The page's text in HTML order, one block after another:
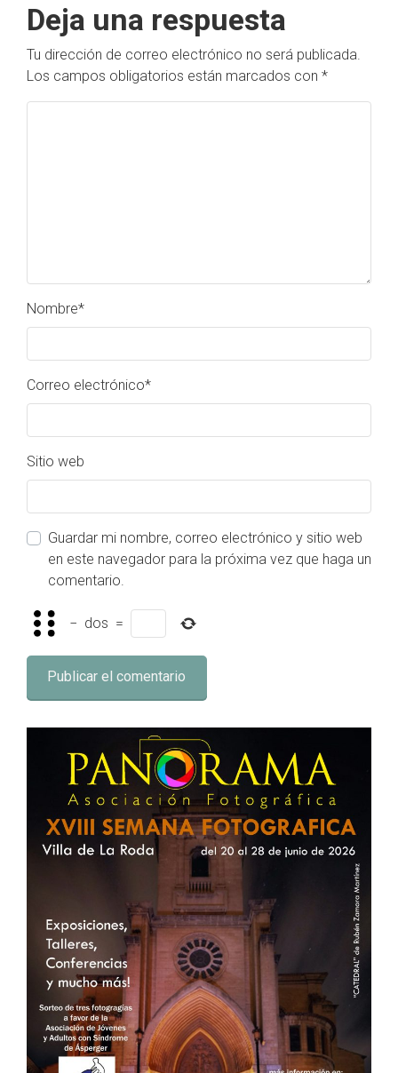
Deja una respuesta
Tu dirección de correo electrónico no será publicada.
Los campos obligatorios están marcados con *
Nombre*
Correo electrónico*
Sitio web
Guardar mi nombre, correo electrónico y sitio web
en este navegador para la próxima vez que haga un
comentario.
− dos =